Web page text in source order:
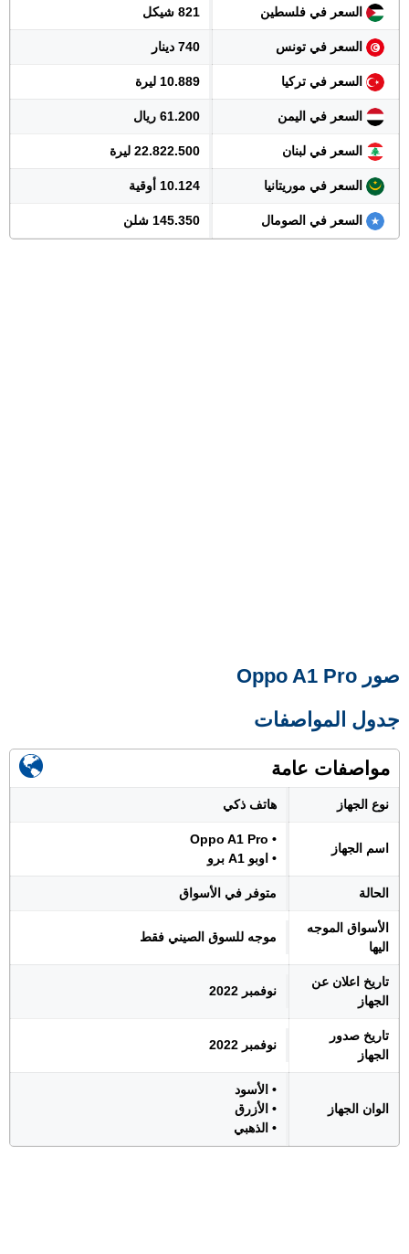
السعر في فلسطين 821 شيكل
السعر في تونس 740 دينار
السعر في تركيا 10.889 ليرة
السعر في اليمن 61.200 ريال
السعر في لبنان 22.822.500 ليرة
السعر في موريتانيا 10.124 أوقية
السعر في الصومال 145.350 شلن
صور Oppo A1 Pro
جدول المواصفات
مواصفات عامة
نوع الجهاز هاتف ذكي
اسم الجهاز
• Oppo A1 Pro
• اوبو A1 برو
الحالة متوفر في الأسواق
الأسواق الموجه
اليها
موجه للسوق الصيني فقط
تاريخ اعلان عن
الجهاز
نوفمبر 2022
تاريخ صدور
الجهاز
نوفمبر 2022
الوان الجهاز
• الأسود
• الأزرق
• الذهبي